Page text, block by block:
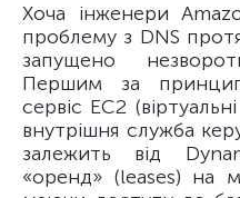
Хоча інженери
проблему з DNS
запущено
Першим за
сервіс EC2
внутрішня служба
залежить від
«оренд» (leases) на